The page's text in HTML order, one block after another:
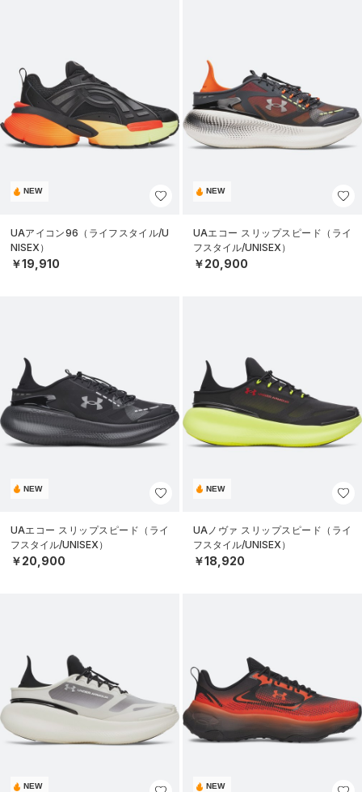
NEW
UAアイコン96（ライフスタイル/U
NISEX）
￥19,910
NEW
UAエコー スリップスピード（ライ
フスタイル/UNISEX）
￥20,900
NEW
UAエコー スリップスピード（ライ
フスタイル/UNISEX）
￥20,900
NEW
UAノヴァ スリップスピード（ライ
フスタイル/UNISEX）
￥18,920
NEW NEW